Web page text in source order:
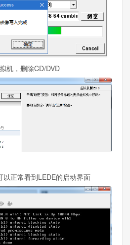
机，删除CD/DVD
以正常看到LEDE的启动界面